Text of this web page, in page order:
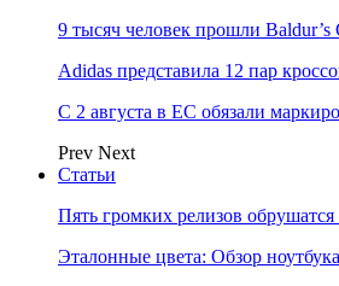
9 тысяч человек прошли
Adidas представила 12 пар
С 2 августа в ЕС обязали
Prev Next
Статьи
Пять громких релизов обрушатся
Эталонные цвета: Обзор